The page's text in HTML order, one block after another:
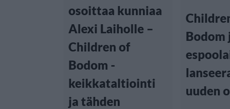
osoittaa kunniaa
Alexi Laiholle –
Children of
Bodom -
keikkataltiointi
ja tähden
Bodom
uuden